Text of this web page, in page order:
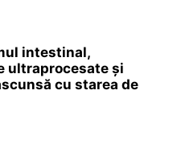
intestinal,
ultraprocesate şi
cu starea de